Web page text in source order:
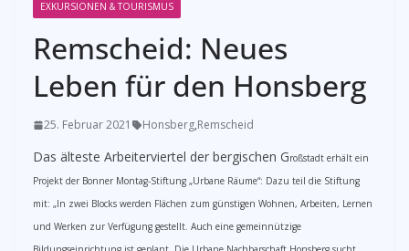
EXKURSIONEN & TOURISMUS
Remscheid: Neues
Leben für den Honsberg
25. Februar 2021 Honsberg,Remscheid
Das älteste Arbeiterviertel der bergischen Großstadt erhält ein
Projekt der Bonner Montag-Stiftung „Urbane Räume“: Dazu teil die Stiftung
mit: „In zwei Blocks werden Flächen zum günstigen Wohnen, Arbeiten, Lernen
und Werken zur Verfügung gestellt. Auch eine gemeinnützige